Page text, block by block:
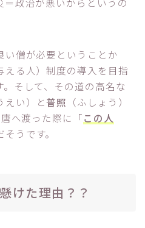
い僧が必要ということか
える人）制度の導入を目指
そして、その道の高名な
えい）と普照 （ふしょう）
へ渡った際に「この人
そうです。
けた理由？？